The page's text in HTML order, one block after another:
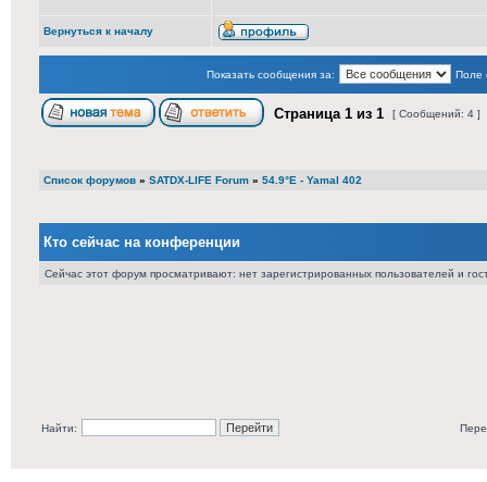
Вернуться к началу
Показать сообщения за: Поле
Страница 1 из 1 [ Сообщений: 4 ]
Список форумов » SATDX-LIFE Forum » 54.9°E - Yamal 402
Кто сейчас на конференции
Сейчас этот форум просматривают: нет зарегистрированных пользователей и
Найти: